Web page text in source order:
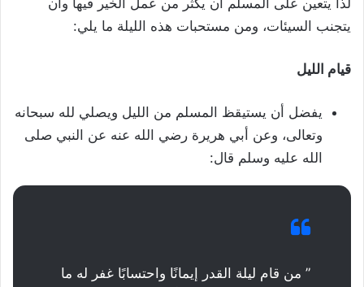
لذا يتعين على المسلم أن يكثر من عمل الخير فيها وأن
يتجنب السيئات، ومن مستحبات هذه الليلة ما يلي:
قيام الليل
يفضل أن يستيقظ المسلم من الليل ويصلي لله سبحانه
وتعالى، وعن أبي هريرة رضي الله عنه عن النبي صلى
الله عليه وسلم قال:
” من قام ليلة القدر إيمانًا واحتسابًا غفر له ما